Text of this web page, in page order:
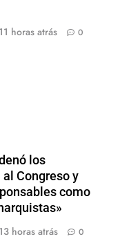
11 horas atrás 0
los
Congreso y
como
13 horas atrás 0